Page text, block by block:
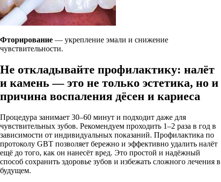
Фторирование — укрепление эмали и снижение
чувствительности.
Не откладывайте профилактику: налёт
и камень — это не только эстетика, но и
причина воспаления дёсен и кариеса
Процедура занимает 30–60 минут и подходит даже для
чувствительных зубов. Рекомендуем проходить 1–2 раза в год в
зависимости от индивидуальных показаний. Профилактика по
протоколу GBT позволяет бережно и эффективно удалить налёт
ещё до того, как он нанесёт вред. Это простой и надёжный
способ сохранить здоровье зубов и избежать сложного лечения в
будущем.